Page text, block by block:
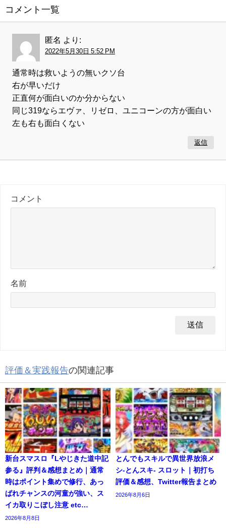
コメント一覧
匿名 より:
2022年5月30日 5:52 PM
通常時は救いようの無いクソ台
右が早いだけ
正直何が面白いのか分からない
同じ319ならエヴァ、リゼロ、ユニコーンの方が面白い
左も右も面白くない
返信
コメント
名前
評価＆実践報告の関連記事
新台スマスロ『Lやじきた道中記
参る』評判＆感想まとめ｜通常
時はポイント集めで修行、あっ
ぱれチャンスの河童が強い、ス
イカ取りこぼし注意 etc…
2026年8月8日
とんでもスキルで異世界放浪メ
シ-とんスキ- スロット｜初打ち
評価＆感想、Twitter報告まとめ
2026年8月6日